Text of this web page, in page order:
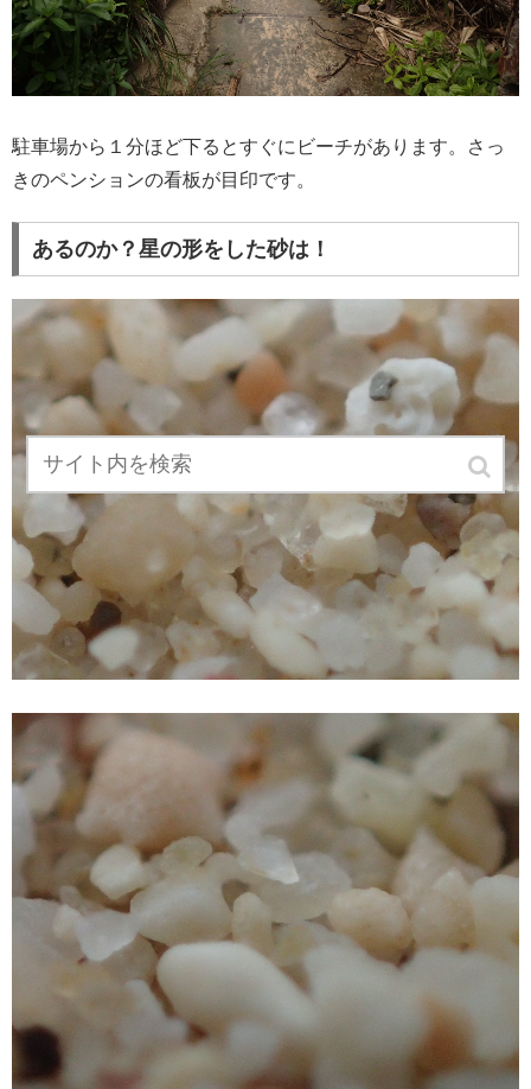
駐車場から１分ほど下るとすぐにビーチがあります。さっ
きのペンションの看板が目印です。
あるのか？星の形をした砂は！